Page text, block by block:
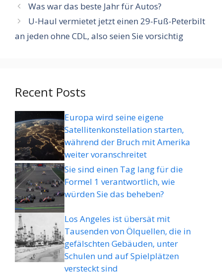
Was war das beste Jahr für Autos?
U-Haul vermietet jetzt einen 29-Fuß-Peterbilt
an jeden ohne CDL, also seien Sie vorsichtig
Recent Posts
Europa wird seine eigene
Satellitenkonstellation starten,
während der Bruch mit Amerika
weiter voranschreitet
Sie sind einen Tag lang für die
Formel 1 verantwortlich, wie
würden Sie das beheben?
Los Angeles ist übersät mit
Tausenden von Ölquellen, die in
gefälschten Gebäuden, unter
Schulen und auf Spielplätzen
versteckt sind